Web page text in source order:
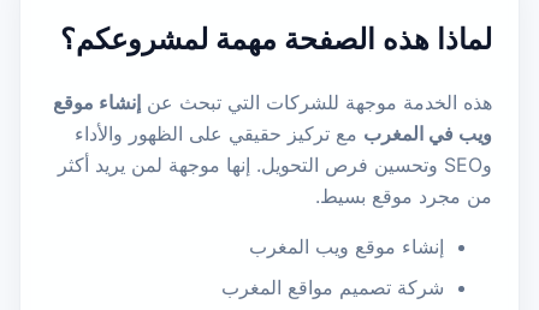
لماذا هذه الصفحة مهمة لمشروعكم؟
هذه الخدمة موجهة للشركات التي تبحث عن إنشاء موقع
ويب في المغرب مع تركيز حقيقي على الظهور والأداء
وSEO وتحسين فرص التحويل. إنها موجهة لمن يريد أكثر
من مجرد موقع بسيط.
إنشاء موقع ويب المغرب
شركة تصميم مواقع المغرب